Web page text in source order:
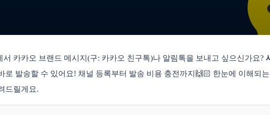
서 카카오 브랜드 메시지(구: 카카오 친구톡)나 알림톡을 보내고 싶으신가요?
로 발송할 수 있어요! 채널 등록부터 발송 비용 충전까지🙌🏻 한눈에 이해되
드릴게요.